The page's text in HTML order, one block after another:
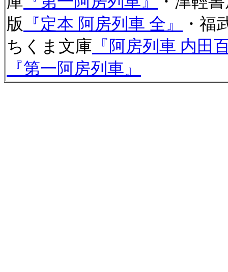
版
『定本 阿房列車 全』
・福
ちくま文庫 『阿房列車 内田
『第一阿房列車』